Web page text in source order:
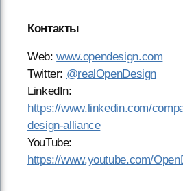
Контакты
Web:www.opendesign.com
Twitter: @realOpenDesign
LinkedIn:
https://www.linkedin.com/
design-alliance
YouTube:
https://www.youtube.com/